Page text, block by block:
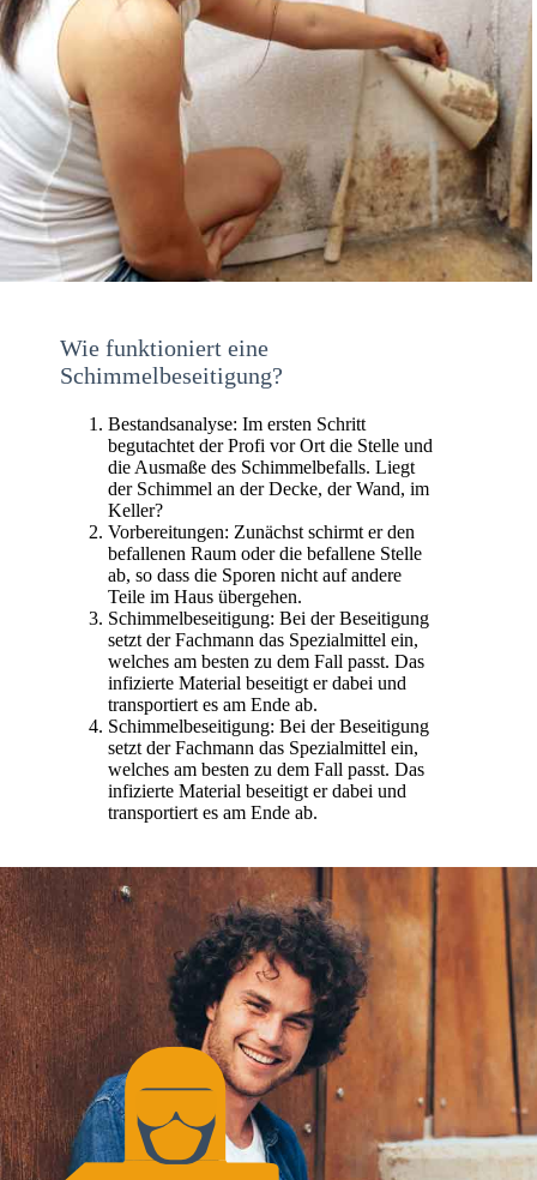
Wie funktioniert eine
Schimmelbeseitigung?
Bestandsanalyse: Im ersten Schritt
begutachtet der Profi vor Ort die Stelle und
die Ausmaße des Schimmelbefalls. Liegt
der Schimmel an der Decke, der Wand, im
Keller?
Vorbereitungen: Zunächst schirmt er den
befallenen Raum oder die befallene Stelle
ab, so dass die Sporen nicht auf andere
Teile im Haus übergehen.
Schimmelbeseitigung: Bei der Beseitigung
setzt der Fachmann das Spezialmittel ein,
welches am besten zu dem Fall passt. Das
infizierte Material beseitigt er dabei und
transportiert es am Ende ab.
Schimmelbeseitigung: Bei der Beseitigung
setzt der Fachmann das Spezialmittel ein,
welches am besten zu dem Fall passt. Das
infizierte Material beseitigt er dabei und
transportiert es am Ende ab.